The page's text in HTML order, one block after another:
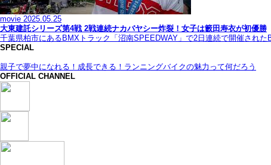
movie 2025.05.25
大東建託シリーズ第4戦 2戦連続ナカバヤシー炸裂！女子は籔田寿衣が初優勝
千葉県柏市にあるBMXトラック「沼南SPEEDWAY」で2日連続で開催され
SPECIAL
親子で夢中になれる！成長できる！ランニングバイクの魅力って何だろう
OFFICIAL CHANNEL